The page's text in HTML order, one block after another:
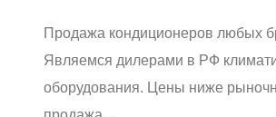
Продажа кондиционеров любых
Являемся дилерами в РФ
оборудования. Цены ниже